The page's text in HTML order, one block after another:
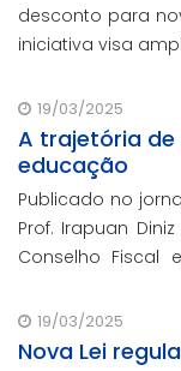
desconto para
iniciativa visa
19/03/2025
A trajetória de
educação
Publicado no
Prof. Irapuan
Conselho Fiscal
brasileira.
19/03/2025
Nova Lei